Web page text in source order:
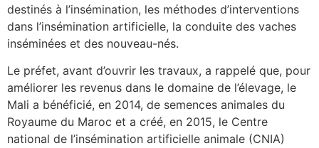
destinés à l’insémination, les méthodes d’interventions
dans l’insémination artificielle, la conduite des vaches
inséminées et des nouveau-nés.
Le préfet, avant d’ouvrir les travaux, a rappelé que, pour
améliorer les revenus dans le domaine de l’élevage, le
Mali a bénéficié, en 2014, de semences animales du
Royaume du Maroc et a créé, en 2015, le Centre
national de l’insémination artificielle animale (CNIA)